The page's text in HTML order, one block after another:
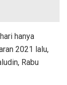
hanya
2021 lalu,
Rabu